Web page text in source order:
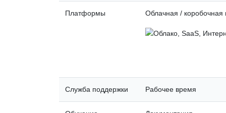
Платформы Облачная / коробочная
Служба поддержки Рабочее время